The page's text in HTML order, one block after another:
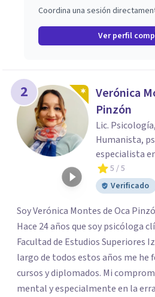
Coordina una sesión
Ver perfil
2
Verónica
Pinzón
Lic.
Humanista,
especialista
5 / 5
Verificado
Soy Verónica Montes de Oca
Hace 24 años que soy psicóloga
Facultad de Estudios Superiores
largo de todos estos años me he
cursos y diplomados. Mi
mental y especialmente en la